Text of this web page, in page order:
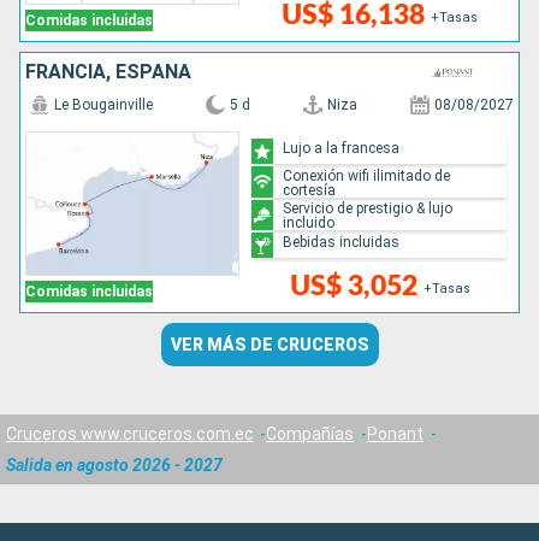
Comidas incluidas US$ 16,138 +Tasas
FRANCIA, ESPAÑA
Comidas incluidas
Le Bougainville 5 d Niza 08/08/2027
US$ 3,052 +Tasas
Lujo a la francesa
Conexión wifi ilimitado de
cortesía
Servicio de prestigio & lujo
incluido
Bebidas incluidas
VER MÁS DE CRUCEROS
Cruceros www.cruceros.com.ec Compañías
Ponant
Salida en agosto 2026 - 2027